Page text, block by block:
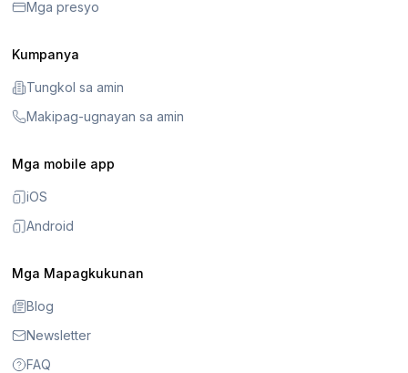
Mga presyo
Kumpanya
Tungkol sa amin
Makipag-ugnayan sa amin
Mga mobile app
iOS
Android
Mga Mapagkukunan
Blog
Newsletter
FAQ